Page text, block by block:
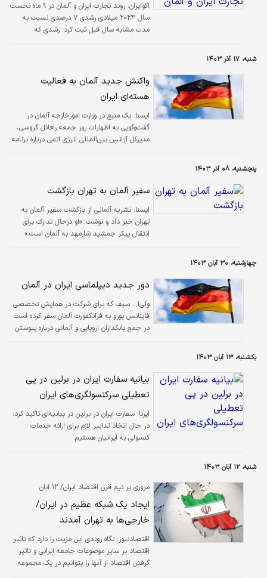
اکوایران:
روند تجارت ایران و آلمان در ۹ ماه نخست
سال ۲۰۲۴ میلادی رشدی ۷ درصدی نسبت به
مدت مشابه سال قبل ثبت کرد. رشدی که
شنبه، ۱۷ آذر ۱۴۰۳
واکنش جدید آلمان به فعالیت
هسته‌ای ایران
ايسنا: یک منبع در وزارت امورخارجه آلمان در
گفت‌وگویی به اظهارات روز جمعه رافائل گروسی،
مدیرکل آژانس بین‌المللی انرژی اتمی درباره برنامه
پنجشنبه، ۰۸ آذر ۱۴۰۳
سفیر آلمان به تهران بازگشت
ايسنا: نشریه آلمانی از بازگشت سفیر آلمان به
تهران خبر داد و نوشت: «او درحال تدارک برای
انتقال پیکر جمشید شارمهد به آلمان است.»
چهارشنبه، ۳۰ آبان ۱۴۰۳
دور جدید دیپلماسی ایران در آلمان
ولی‌ا... سیف که برای شرکت در همایش تخصصی
فاینانس یورو به فرانکفورت آلمان سفر کرده است
در جمع بانکداران اروپایی و آلمانی درباره پیوستن
یکشنبه، ۱۳ آبان ۱۴۰۳
بیانیه سفارت ایران در برلین در پی
تعطیلی سرکنسولگری‌های ایران
ایرنا: سفارت ایران در برلین در بیانیه‌ای تاکید کرد:
در حال اتخاذ تدابیر لازم برای ارائه خدمات
کنسولی به ایرانیان هستیم.
شنبه، ۱۲ آبان ۱۴۰۳
مروری بر نیم قرن اقتصاد ایران/ ۱۲ آبان
ایجاد یک شبکه عظیم در ایران/
خارجی‌ها به تهران آمدند
اقتصادنیوز: نگاه روندی این مزیت را دارد که تاثیر
اقتصاد بر سایر موضوعات جامعه ایرانی و تاثیر
گرفتن اقتصاد از آنها را بتوانیم در یک مجموعه